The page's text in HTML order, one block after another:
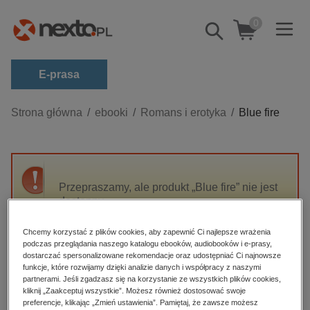
Pokaż/schowaj
wyszukiwarkę
0
E-prasa
Kategorie
biznesowe, branżowe, gospodarka
dzienniki
edukacja
hobby, sport, rozrywka
komputery, internet, technologie, informatyka
Strona główna ebooki Romans i erotyka Blue fire
Przepraszamy, ale produkt „Blue fire” nie jest
dostępny.
High-contrast mode
Polecane
Chcemy korzystać z plików cookies, aby zapewnić Ci najlepsze wrażenia
podczas przeglądania naszego katalogu ebooków, audiobooków i e-prasy,
dostarczać spersonalizowane rekomendacje oraz udostępniać Ci najnowsze
funkcje, które rozwijamy dzięki analizie danych i współpracy z naszymi
partnerami. Jeśli zgadzasz się na korzystanie ze wszystkich plików cookies,
kliknij „Zaakceptuj wszystkie”. Możesz również dostosować swoje
preferencje, klikając „Zmień ustawienia”. Pamiętaj, że zawsze możesz